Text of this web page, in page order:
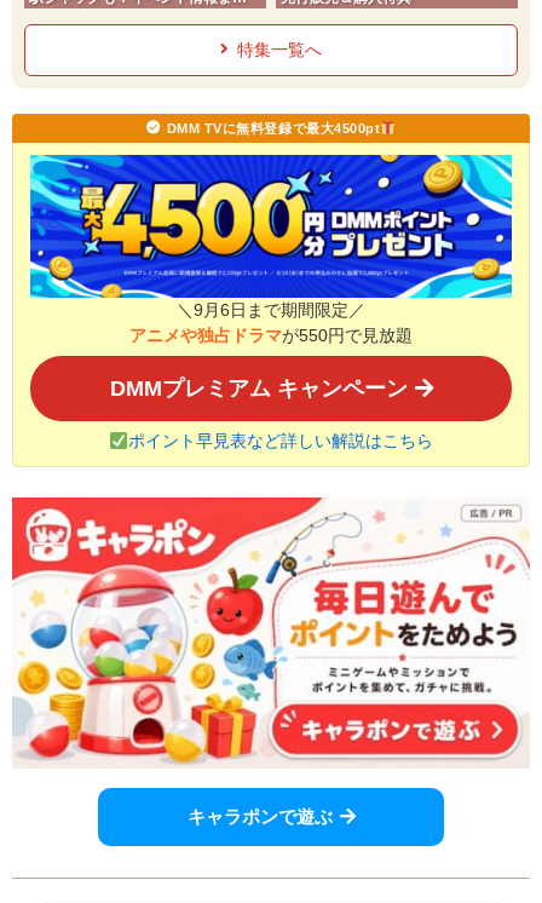
特集一覧へ
DMM TVに無料登録で最大4500pt
＼9月6日まで期間限定／
アニメや独占ドラマが550円で見放題
DMMプレミアム キャンペーン
ポイント早見表など詳しい解説はこちら
キャラポンで遊ぶ